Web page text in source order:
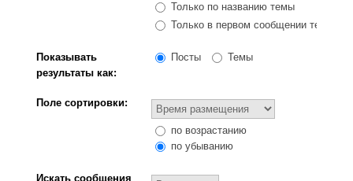
Только по названию темы
Только в первом сообщении темы
Показывать
результаты как:
Посты Темы
Поле сортировки:
по возрастанию
по убыванию
Искать сообщения